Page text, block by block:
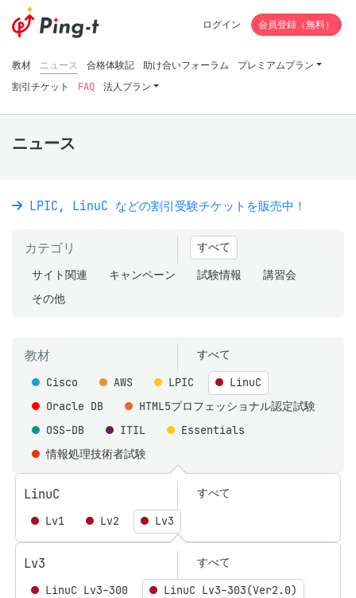
教材 ニュース 合格体験記 助け合いフォーラム
プレミアムプラン
割引チケット
FAQ 法人プラン
ログイン 会員登録（無料）
ニュース
LPIC, LinuC などの割引受験チケットを販売中！
カテゴリ すべて
サイト関連 キャンペーン 試験情報
講習会
その他
教材 すべて
Cisco AWS LPIC
LinuC
Oracle DB
HTML5プロフェッショナル認定試験
OSS-DB
ITIL
Essentials
情報処理技術者試験
LinuC すべて
Lv1 Lv2 Lv3
Lv3 すべて
LinuC Lv3-300
LinuC Lv3-303(Ver2.0)